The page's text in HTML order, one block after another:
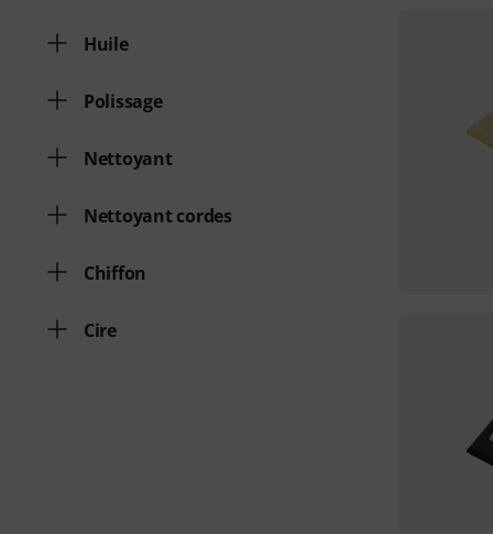
Huile
Polissage
Nettoyant
Nettoyant cordes
Chiffon
Cire